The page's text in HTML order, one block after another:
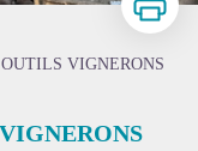
VIGNERONS